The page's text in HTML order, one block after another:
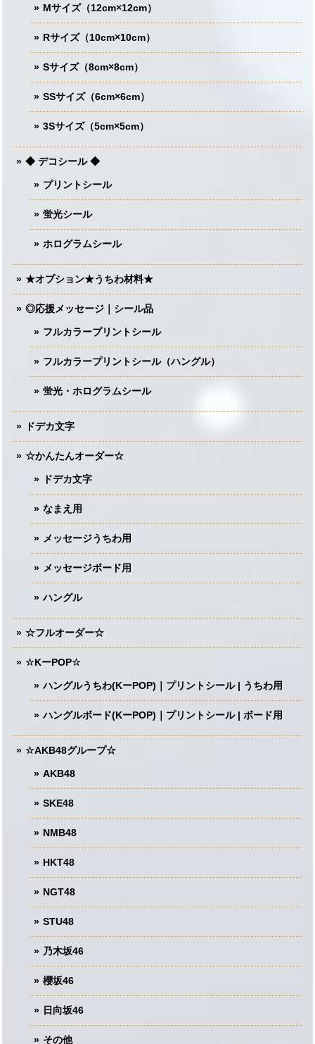
Mサイズ（12cm×12cm）
Rサイズ（10cm×10cm）
Sサイズ（8cm×8cm）
SSサイズ（6cm×6cm）
3Sサイズ（5cm×5cm）
◆ デコシール ◆
プリントシール
蛍光シール
ホログラムシール
★オプション★うちわ材料★
◎応援メッセージ｜シール品
フルカラープリントシール
フルカラープリントシール（ハングル）
蛍光・ホログラムシール
ドデカ文字
☆かんたんオーダー☆
ドデカ文字
なまえ用
メッセージうちわ用
メッセージボード用
ハングル
☆フルオーダー☆
☆KーPOP☆
ハングルうちわ(KーPOP)｜プリントシール | うちわ用
ハングルボード(KーPOP)｜プリントシール | ボード用
☆AKB48グループ☆
AKB48
SKE48
NMB48
HKT48
NGT48
STU48
乃木坂46
櫻坂46
日向坂46
その他